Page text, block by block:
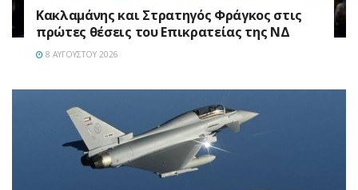
Κακλαμάνης και Στρατηγός Φράγκος στις
πρώτες θέσεις του Επικρατείας της ΝΔ
8 ΑΥΓΟΎΣΤΟΥ 2026